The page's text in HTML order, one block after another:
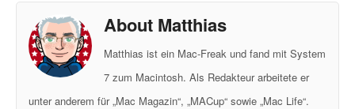
About Matthias
Matthias ist ein Mac-Freak und fand mit System
7 zum Macintosh. Als Redakteur arbeitete er
unter anderem für „Mac Magazin“, „MACup“ sowie „Mac Life“.